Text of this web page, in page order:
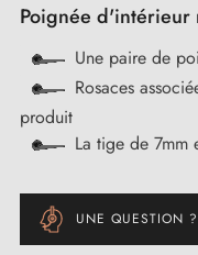
Poignée d'intérieur
Une paire de
Rosaces
produit
La tige de 7mm
UNE QUESTION ?